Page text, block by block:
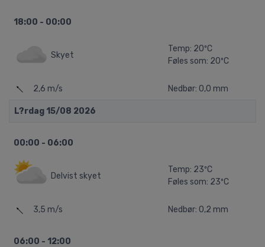
18:00 - 00:00
Skyet
Temp: 20ºC
Føles som: 20ºC
2,6 m/s Nedbør: 0,0 mm
L?rdag 15/08 2026
00:00 - 06:00
Delvist skyet
Temp: 23ºC
Føles som: 23ºC
3,5 m/s Nedbør: 0,2 mm
06:00 - 12:00